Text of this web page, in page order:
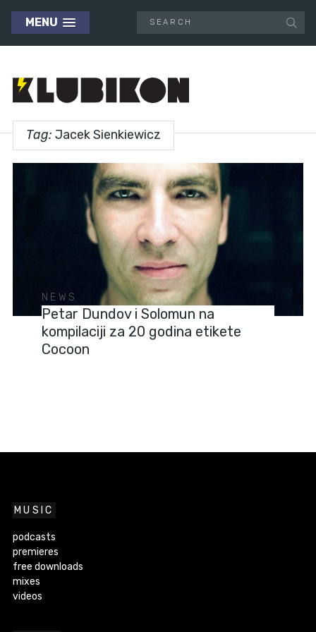
MENU
Tag: Jacek Sienkiewicz
NEWS
Petar Dundov i Solomun na
kompilaciji za 20 godina etikete
Cocoon
MUSIC
podcasts
premieres
free downloads
mixes
videos